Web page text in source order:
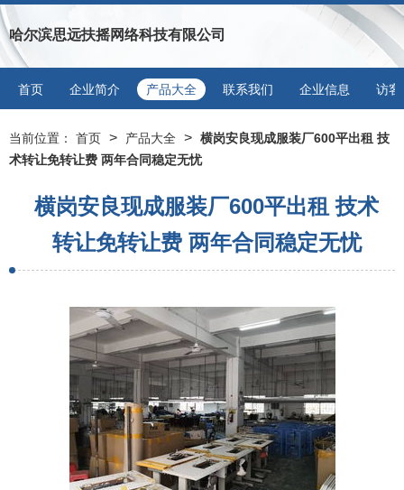
哈尔滨思远扶摇网络科技有限公司
首页 企业简介 产品大全 联系我们 企业信息 访客
当前位置： 首页 > 产品大全 > 横岗安良现成服装厂600平出租 技
术转让免转让费 两年合同稳定无忧
横岗安良现成服装厂600平出租 技术
转让免转让费 两年合同稳定无忧